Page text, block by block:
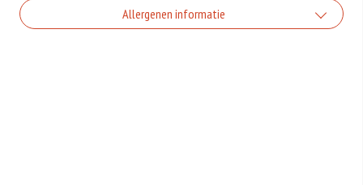
Allergenen informatie